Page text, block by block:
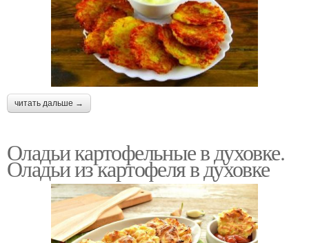
читать дальше →
Оладьи картофельные в духовке.
Оладьи из картофеля в духовке